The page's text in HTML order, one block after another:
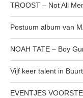
TROOST – Not All
Postuum album van
NOAH TATE – Boy
Vijf keer talent in
EVENTJES